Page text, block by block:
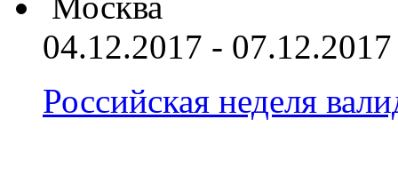
04.12.2017 - 07.12.2017
Российская неделя